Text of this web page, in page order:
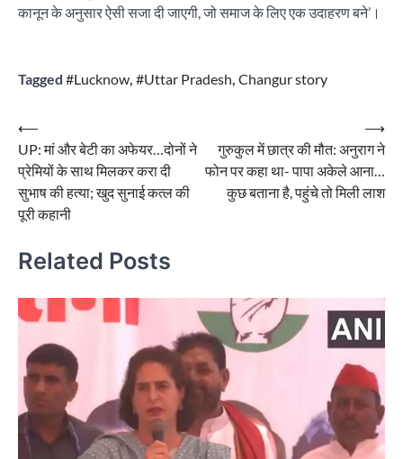
कानून के अनुसार ऐसी सजा दी जाएगी, जो समाज के लिए एक उदाहरण बने’।
Tagged #Lucknow, #Uttar Pradesh, Changur story
Post
navigation
⟵
UP: मां और बेटी का अफेयर…दोनों ने
प्रेमियों के साथ मिलकर करा दी
सुभाष की हत्या; खुद सुनाई कत्ल की
पूरी कहानी
गुरुकुल में छात्र की मौत: अनुराग ने
फोन पर कहा था- पापा अकेले आना…
कुछ बताना है, पहुंचे तो मिली लाश
⟶
Related Posts